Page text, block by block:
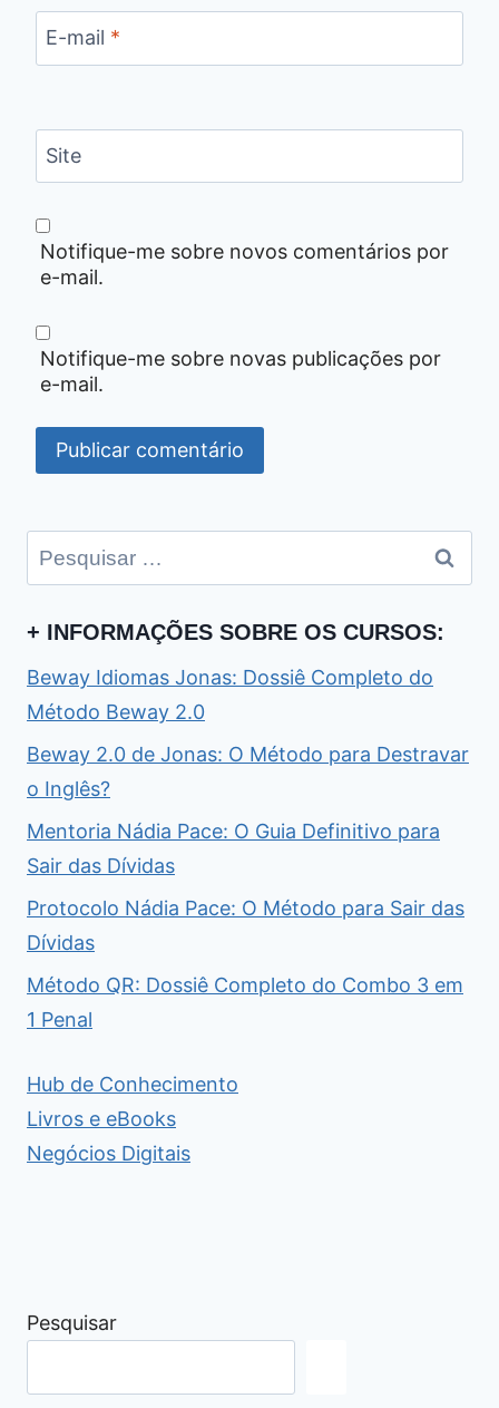
E-mail *
Site
Notifique-me sobre novos comentários por
e-mail.
Notifique-me sobre novas publicações por
e-mail.
Pesquisar
por:
+ INFORMAÇÕES SOBRE OS CURSOS:
Beway Idiomas Jonas: Dossiê Completo do
Método Beway 2.0
Beway 2.0 de Jonas: O Método para Destravar
o Inglês?
Mentoria Nádia Pace: O Guia Definitivo para
Sair das Dívidas
Protocolo Nádia Pace: O Método para Sair das
Dívidas
Método QR: Dossiê Completo do Combo 3 em
1 Penal
Hub de Conhecimento
Livros e eBooks
Negócios Digitais
Pesquisar